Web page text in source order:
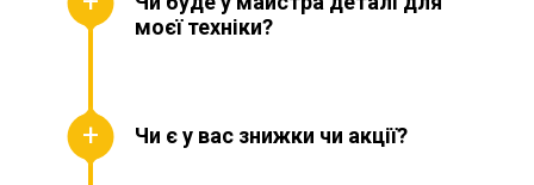
моєї техніки?
Чи є у вас знижки чи акції?